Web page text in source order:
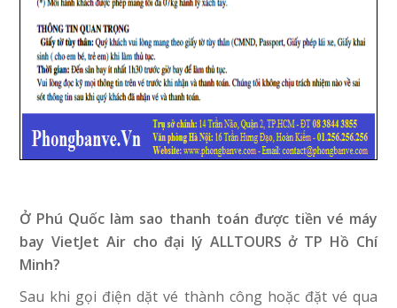
Ở Phú Quốc làm sao thanh toán được tiền vé máy
bayVietJet Aircho đại lý ALLTOURS ở TP Hồ Chí
Minh?
Sau khi gọi điện dặt vé thành công hoặc đặt vé qua